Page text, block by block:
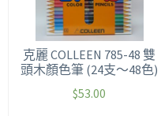
克麗 COLLEEN 785-48 雙
頭木顏色筆 (24支～48色)
$53.00